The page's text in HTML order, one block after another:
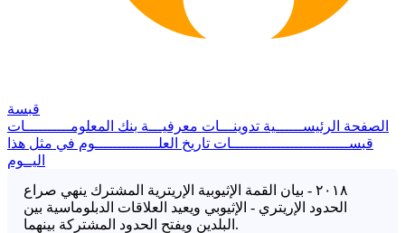
قبسة
الصفحة الرئيســــــية تدوينـــات معرفيـــة بنك المعلومــــــــــات
قبســــــــــــــــــــــــــات تاريخ العلــــــــــــــوم في مثل هذا
اليــوم
٢٠١٨ - بيان القمة الإثيوبية الإريترية المشترك ينهي صراع
الحدود الإريتري - الإثيوبي ويعيد العلاقات الدبلوماسية بين
البلدين ويفتح الحدود المشتركة بينهما.